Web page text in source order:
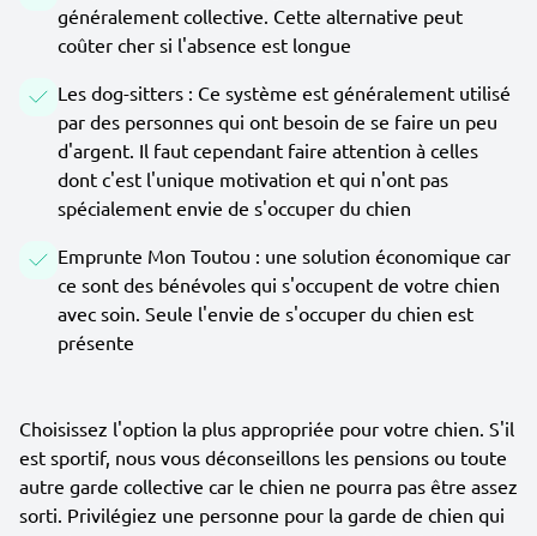
généralement collective. Cette alternative peut
coûter cher si l'absence est longue
Les dog-sitters : Ce système est généralement utilisé
par des personnes qui ont besoin de se faire un peu
d'argent. Il faut cependant faire attention à celles
dont c'est l'unique motivation et qui n'ont pas
spécialement envie de s'occuper du chien
Emprunte Mon Toutou : une solution économique car
ce sont des bénévoles qui s'occupent de votre chien
avec soin. Seule l'envie de s'occuper du chien est
présente
Choisissez l'option la plus appropriée pour votre chien. S'il
est sportif, nous vous déconseillons les pensions ou toute
autre garde collective car le chien ne pourra pas être assez
sorti. Privilégiez une personne pour la garde de chien qui